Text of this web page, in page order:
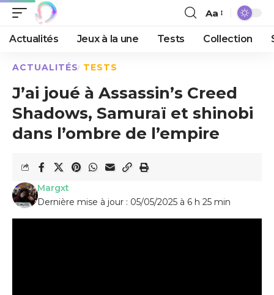
Aa
Actualités Jeux à la une Tests Collection
ACTUALITÉS TESTS
J’ai joué à Assassin’s Creed
Shadows, Samuraï et shinobi
dans l’ombre de l’empire
Dernière mise à jour : 05/05/2025 à 6 h 25 min
Margxt